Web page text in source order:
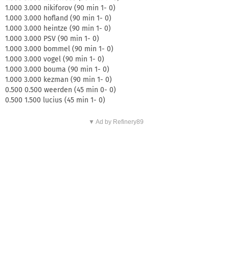
1.000 3.000 nikiforov (90 min 1- 0)
1.000 3.000 hofland (90 min 1- 0)
1.000 3.000 heintze (90 min 1- 0)
1.000 3.000 PSV (90 min 1- 0)
1.000 3.000 bommel (90 min 1- 0)
1.000 3.000 vogel (90 min 1- 0)
1.000 3.000 bouma (90 min 1- 0)
1.000 3.000 kezman (90 min 1- 0)
0.500 0.500 weerden (45 min 0- 0)
0.500 1.500 lucius (45 min 1- 0)
▼ Ad by Refinery89